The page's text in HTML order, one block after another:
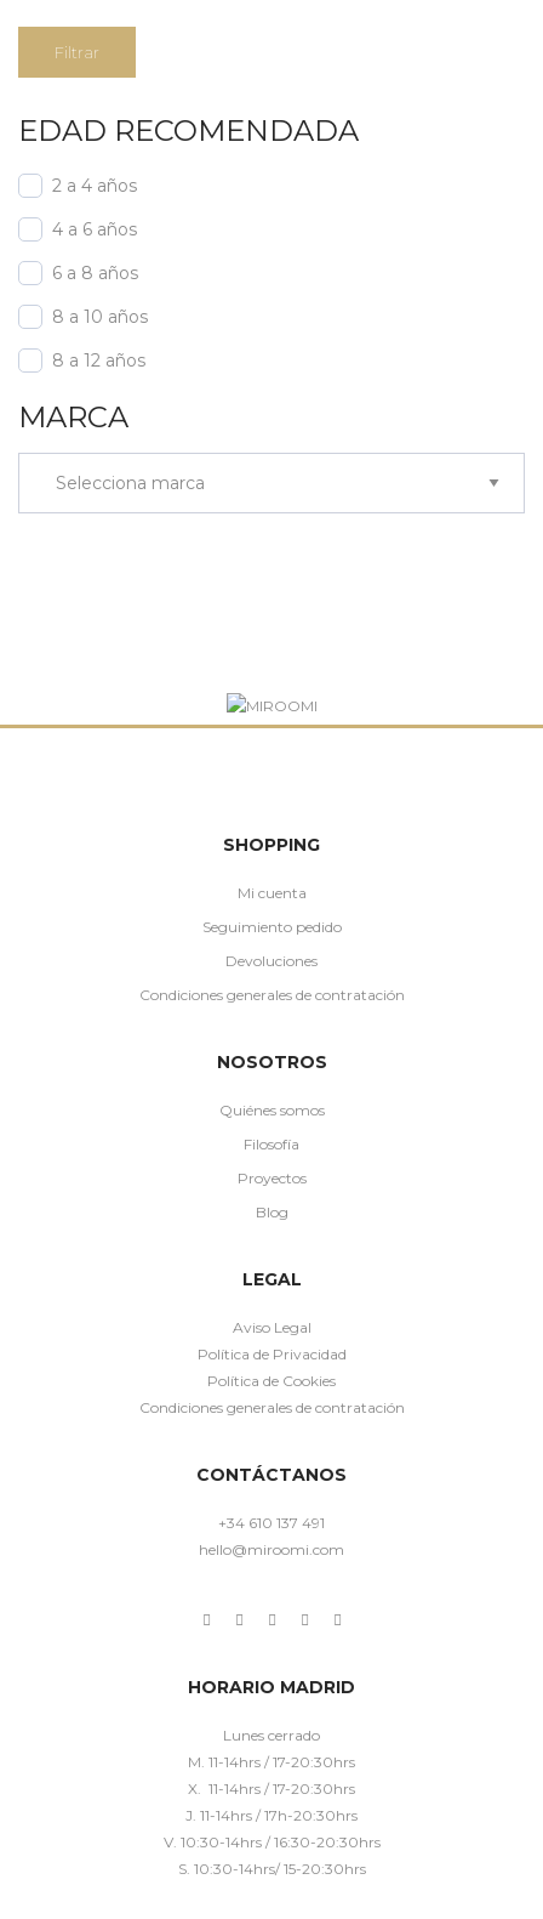
Filtrar
EDAD RECOMENDADA
2 a 4 años
4 a 6 años
6 a 8 años
8 a 10 años
8 a 12 años
MARCA
SHOPPING
Mi cuenta
Seguimiento pedido
Devoluciones
Condiciones generales de contratación
NOSOTROS
Quiénes somos
Filosofía
Proyectos
Blog
LEGAL
Aviso Legal
Política de Privacidad
Política de Cookies
Condiciones generales de contratación
CONTÁCTANOS
+34 610 137 491
hello@miroomi.com
HORARIO MADRID
Lunes cerrado
M. 11-14hrs / 17-20:30hrs
X. 11-14hrs / 17-20:30hrs
J. 11-14hrs / 17h-20:30hrs
V. 10:30-14hrs / 16:30-20:30hrs
S. 10:30-14hrs/ 15-20:30hrs